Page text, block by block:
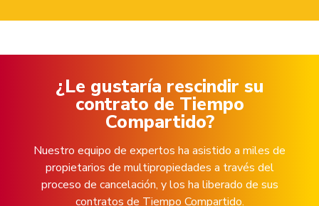
¿Le gustaría rescindir su
contrato de Tiempo
Compartido?
Nuestro equipo de expertos ha asistido a miles de
propietarios de multipropiedades a través del
proceso de cancelación, y los ha liberado de sus
contratos de Tiempo Compartido.